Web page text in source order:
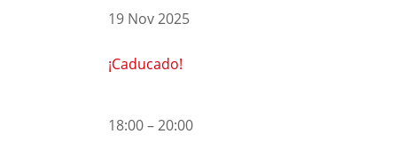
19 Nov 2025
¡Caducado!
18:00 – 20:00